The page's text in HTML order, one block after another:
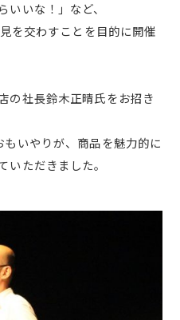
いいな！」など、
を交わすことを目的に開催
の社長鈴木正晴氏をお招き
もいやりが、商品を魅力的に
ただきました。